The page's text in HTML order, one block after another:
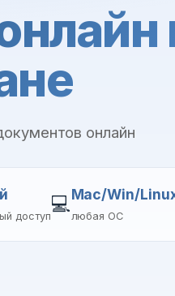
онлайн
доступ
💻Mac/Win/
любая ОС